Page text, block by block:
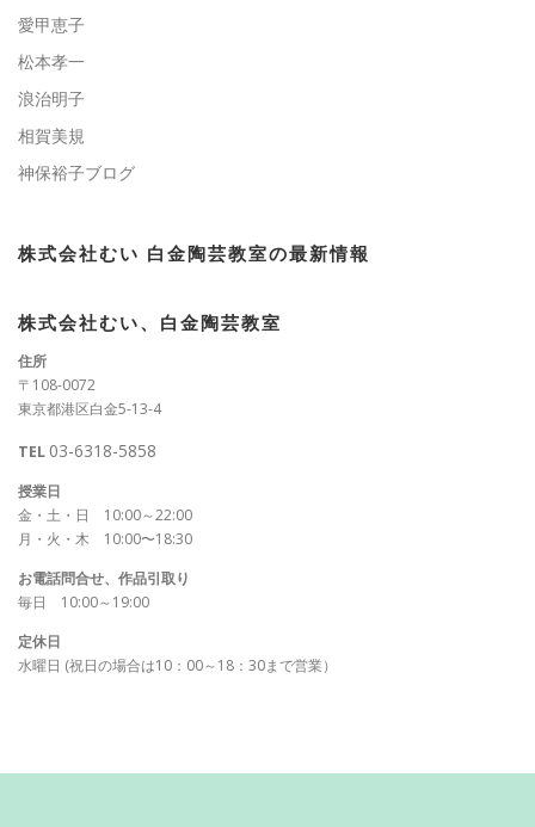
愛甲恵子
松本孝一
浪治明子
相賀美規
神保裕子ブログ
株式会社むい 白金陶芸教室の最新情報
株式会社むい、白金陶芸教室
住所
〒108-0072
東京都港区白金5-13-4
TEL 03-6318-5858
授業日
金・土・日 10:00～22:00
月・火・木 10:00〜18:30
お電話問合せ、作品引取り
毎日 10:00～19:00
定休日
水曜日 (祝日の場合は10：00～18：30まで営業）